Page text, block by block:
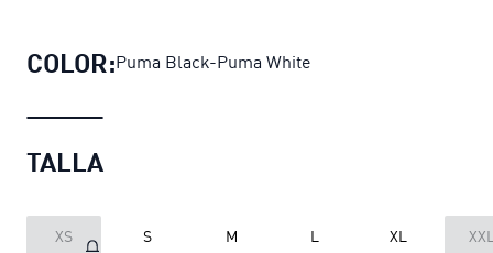
COLOR:Puma Black-Puma White
TALLA
XS S M L XL